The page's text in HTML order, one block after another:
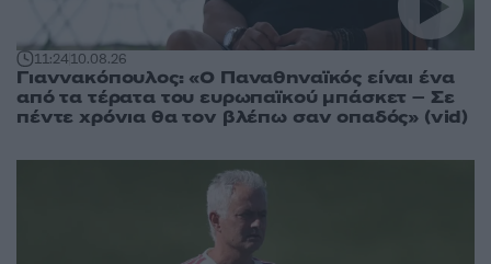
11:2410.08.26
Γιαννακόπουλος: «Ο Παναθηναϊκός είναι ένα
από τα τέρατα του ευρωπαϊκού μπάσκετ – Σε
πέντε χρόνια θα τον βλέπω σαν οπαδός» (vid)